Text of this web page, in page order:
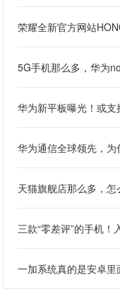
荣耀全新官方网站
5G手机那么多，华为
华为新平板曝光！或
华为通信全球领先，
天猫旗舰店那么多，
三款“零差评”的手机
一加系统真的是安卓里